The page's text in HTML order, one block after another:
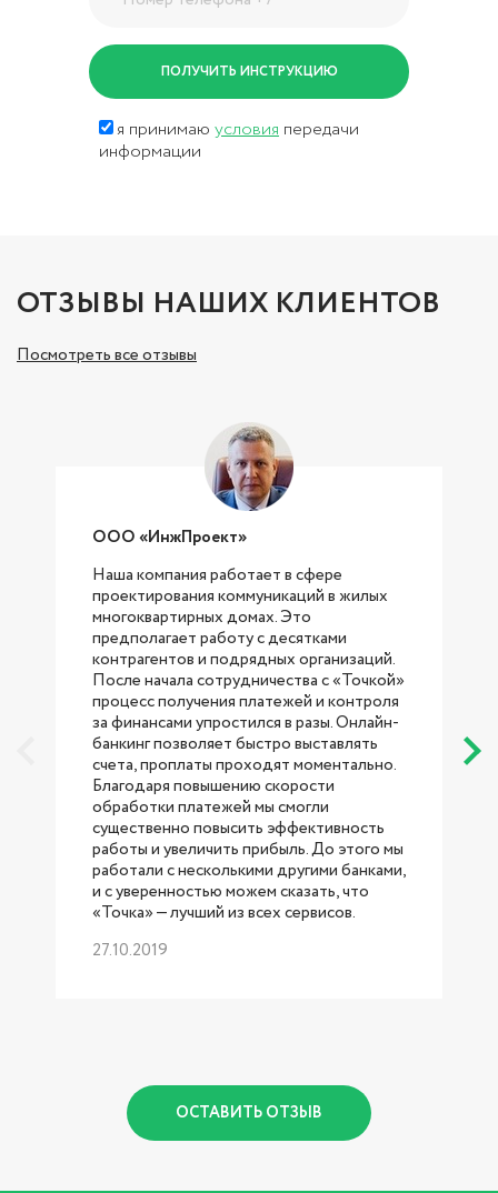
я принимаю условия передачи
информации
ОТЗЫВЫ НАШИХ КЛИЕНТОВ
Посмотреть все отзывы
ООО «ИнжПроект»
Наша компания работает в сфере
проектирования коммуникаций в жилых
многоквартирных домах. Это
предполагает работу с десятками
контрагентов и подрядных организаций.
После начала сотрудничества с «Точкой»
процесс получения платежей и контроля
за финансами упростился в разы. Онлайн-
банкинг позволяет быстро выставлять
счета, проплаты проходят моментально.
Благодаря повышению скорости
обработки платежей мы смогли
существенно повысить эффективность
работы и увеличить прибыль. До этого мы
работали с несколькими другими банками,
и с уверенностью можем сказать, что
«Точка» — лучший из всех сервисов.
27.10.2019
ОСТАВИТЬ ОТЗЫВ